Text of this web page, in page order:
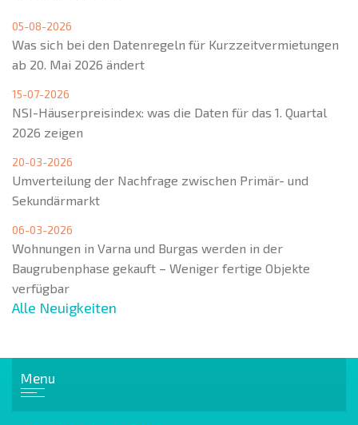
05-08-2026
Was sich bei den Datenregeln für Kurzzeitvermietungen
ab 20. Mai 2026 ändert
15-07-2026
NSI-Häuserpreisindex: was die Daten für das 1. Quartal
2026 zeigen
20-03-2026
Umverteilung der Nachfrage zwischen Primär- und
Sekundärmarkt
06-03-2026
Wohnungen in Varna und Burgas werden in der
Baugrubenphase gekauft – Weniger fertige Objekte
verfügbar
Alle Neuigkeiten
Menu